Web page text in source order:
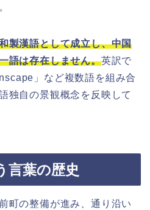
製漢語として成立し、中国
語は存在しません。英訳で
」など複数語を組み合
独自の景観概念を反映して
言葉の歴史
町の整備が進み、通り沿い